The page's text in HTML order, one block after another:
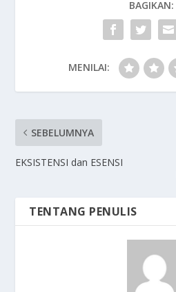
BAGIKAN:
MENILAI:
SEBELUMNYA
EKSISTENSI dan ESENSI
TENTANG PENULIS